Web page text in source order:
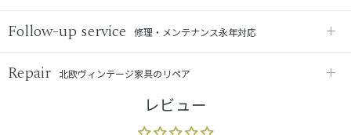
Follow-up service 修理・メンテナンス永年対応
Repair 北欧ヴィンテージ家具のリペア
レビュー